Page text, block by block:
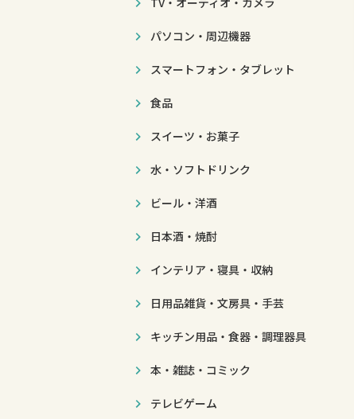
パソコン・周辺機器
スマートフォン・タブレット
食品
スイーツ・お菓子
水・ソフトドリンク
ビール・洋酒
日本酒・焼酎
インテリア・寝具・収納
日用品雑貨・文房具・手芸
キッチン用品・食器・調理器具
本・雑誌・コミック
テレビゲーム